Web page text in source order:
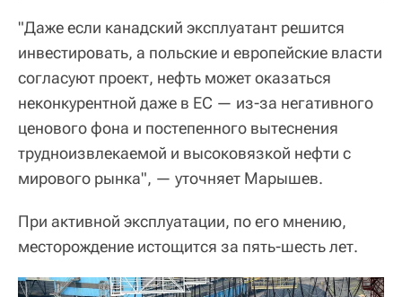
"Даже если канадский эксплуатант решится
инвестировать, а польские и европейские власти
согласуют проект, нефть может оказаться
неконкурентной даже в ЕС — из-за негативного
ценового фона и постепенного вытеснения
трудноизвлекаемой и высоковязкой нефти с
мирового рынка", — уточняет Марышев.
При активной эксплуатации, по его мнению,
месторождение истощится за пять-шесть лет.